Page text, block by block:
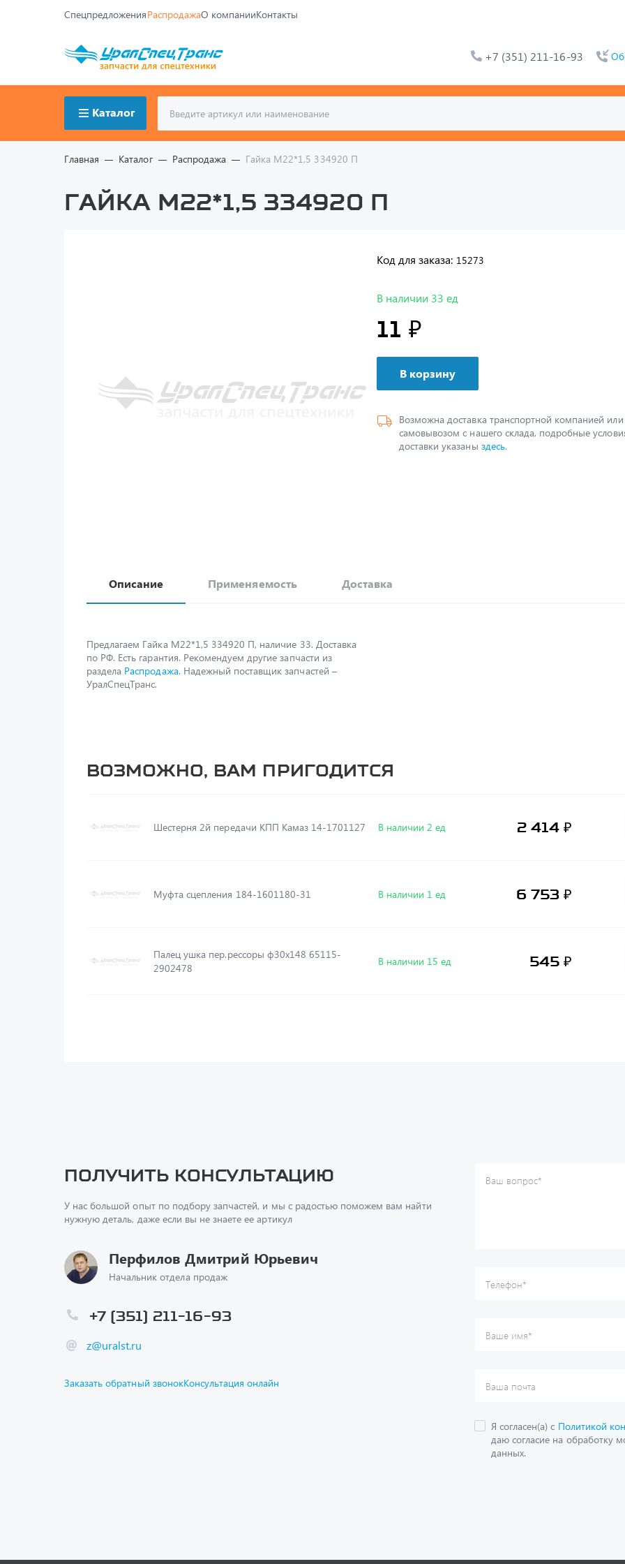
СпецпредложенияРаспродажаО компанииКонтакты
+7 (351) 211-16-93
Каталог
Главная Каталог Распродажа Гайка М22*1,5 334920 П
Гайка М22*1,5 334920 П
Код для заказа: 15273
В наличии 33 ед
11 ₽
В корзину
Возможна доставка транспортной компанией или
самовывозом с нашего склада, подробные
доставки указаны здесь.
Описание Применяемость Доставка
Предлагаем Гайка М22*1,5 334920 П, наличие 33. Доставка
по РФ. Есть гарантия. Рекомендуем другие запчасти из
раздела Распродажа. Надежный поставщик запчастей –
УралСпецТранс.
Возможно, вам пригодится
Шестерня 2й передачи КПП Камаз 14-1701127 В наличии 2 ед 2 414 ₽
Муфта сцепления 184-1601180-31 В наличии 1 ед 6 753 ₽
Палец ушка пер.рессоры ф30х148 65115-
2902478
В наличии 15 ед 545 ₽
Получить консультацию
У нас большой опыт по подбору запчастей, и мы с радостью поможем вам найти
нужную деталь, даже если вы не знаете ее артикул
Перфилов Дмитрий Юрьевич
Начальник отдела продаж
z@uralst.ru
+7 (351) 211-16-93
Заказать обратный звонокКонсультация онлайн
Ваш вопрос*